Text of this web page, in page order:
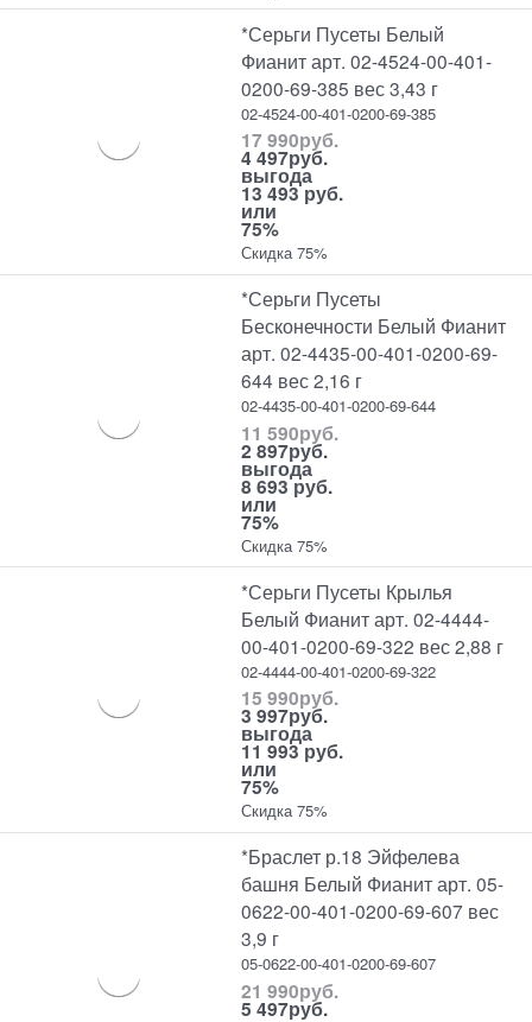
*Серьги Пусеты Белый
Фианит арт. 02-4524-00-401-
0200-69-385 вес 3,43 г
02-4524-00-401-0200-69-385
17 990руб.
4 497руб.
выгода
13 493 руб.
или
75%
Скидка 75%
*Серьги Пусеты
Бесконечности Белый Фианит
арт. 02-4435-00-401-0200-69-
644 вес 2,16 г
02-4435-00-401-0200-69-644
11 590руб.
2 897руб.
выгода
8 693 руб.
или
75%
Скидка 75%
*Серьги Пусеты Крылья
Белый Фианит арт. 02-4444-
00-401-0200-69-322 вес 2,88 г
02-4444-00-401-0200-69-322
15 990руб.
3 997руб.
выгода
11 993 руб.
или
75%
Скидка 75%
*Браслет р.18 Эйфелева
башня Белый Фианит арт. 05-
0622-00-401-0200-69-607 вес
3,9 г
05-0622-00-401-0200-69-607
21 990руб.
5 497руб.